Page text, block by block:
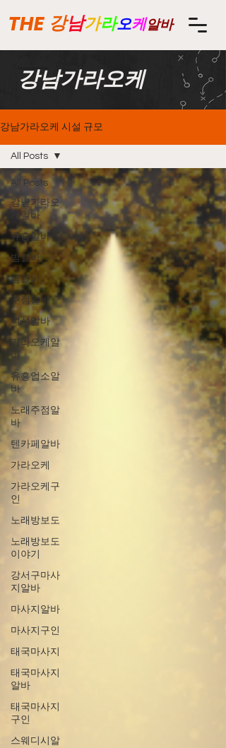
강남가라오케알바
THE
강남가라오케
강남가라오케 시설 규모
All Posts
강남가라오
케알바
유흥알바
밤알바
룸알바
주점알바
여성알바
가라오케알
바
유흥업소알
바
노래주점알
바
텐카페알바
가라오케
가라오케구
인
노래방보도
노래방보도
이야기
강서구마사
지알바
마사지알바
마사지구인
태국마사지
태국마사지
알바
태국마사지
구인
스웨디시알
All Posts